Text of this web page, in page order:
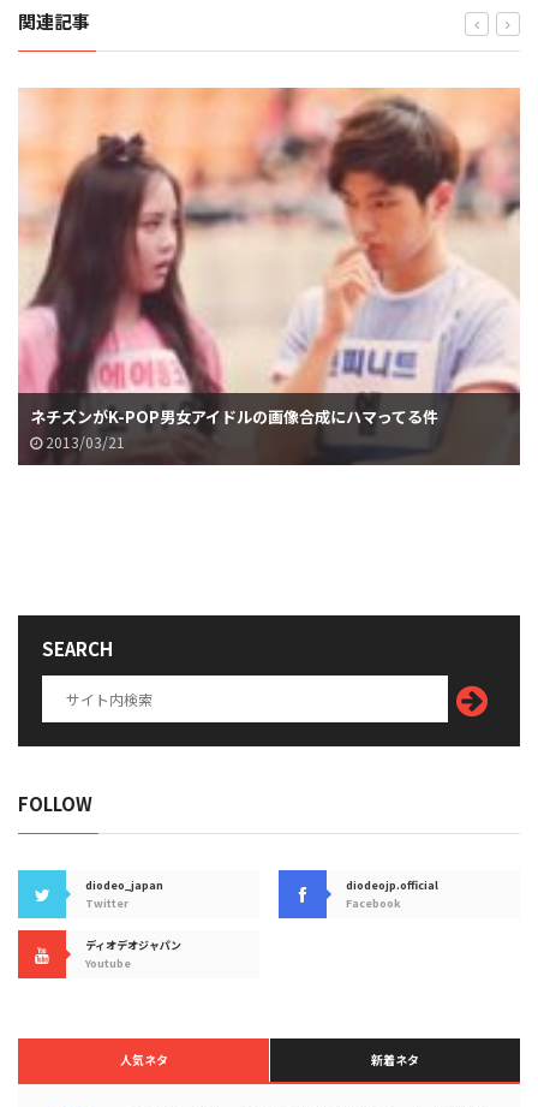
関連記事
ネチズンがK-POP男女アイドルの画像合成にハマってる件
2013/03/21
SEARCH
FOLLOW
diodeo_japan
Twitter
diodeojp.official
Facebook
ディオデオジャパン
Youtube
人気ネタ 新着ネタ